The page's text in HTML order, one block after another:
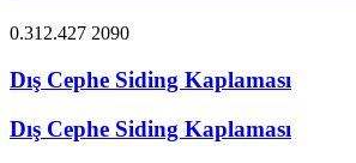
0.312.427 2090
Dış Cephe Siding Kaplaması
Dış Cephe Siding Kaplaması